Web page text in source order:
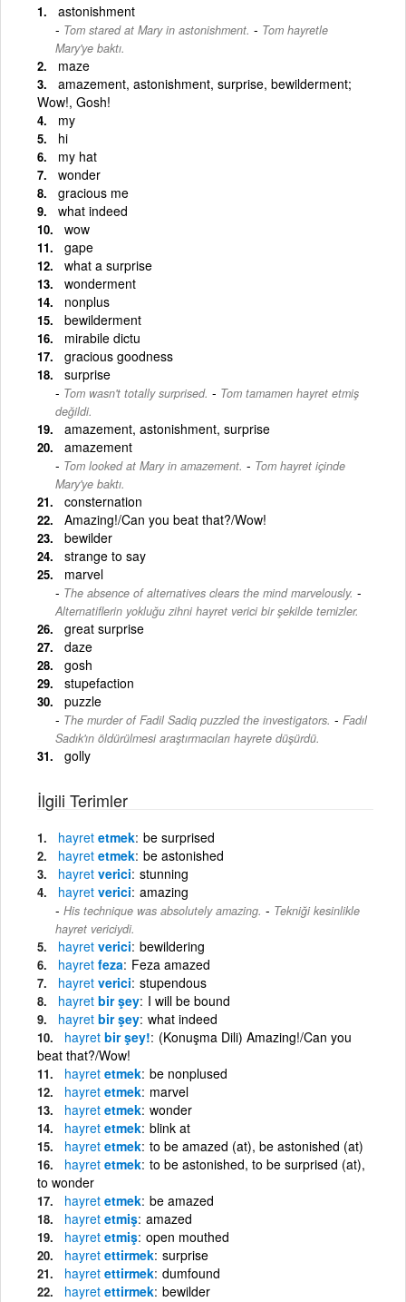
astonishment
Tom stared at Mary in astonishment. - Tom hayretle
Mary'ye baktı.
maze
amazement, astonishment, surprise, bewilderment;
Wow!, Gosh!
my
hi
my hat
wonder
gracious me
what indeed
wow
gape
what a surprise
wonderment
nonplus
bewilderment
mirabile dictu
gracious goodness
surprise
Tom wasn't totally surprised. - Tom tamamen hayret etmiş
değildi.
amazement, astonishment, surprise
amazement
Tom looked at Mary in amazement. - Tom hayret içinde
Mary'ye baktı.
consternation
Amazing!/Can you beat that?/Wow!
bewilder
strange to say
marvel
The absence of alternatives clears the mind marvelously. -
Alternatiflerin yokluğu zihni hayret verici bir şekilde temizler.
great surprise
daze
gosh
stupefaction
puzzle
The murder of Fadil Sadiq puzzled the investigators. - Fadıl
Sadık'ın öldürülmesi araştırmacıları hayrete düşürdü.
golly
İlgili Terimler
hayret etmek be surprised
hayret etmek be astonished
hayret verici stunning
hayret verici amazing
His technique was absolutely amazing. - Tekniği kesinlikle
hayret vericiydi.
hayret verici bewildering
hayret feza Feza amazed
hayret verici stupendous
hayret bir şey I will be bound
hayret bir şey what indeed
hayret bir şey! (Konuşma Dili) Amazing!/Can you
beat that?/Wow!
hayret etmek be nonplused
hayret etmek marvel
hayret etmek wonder
hayret etmek blink at
hayret etmek to be amazed (at), be astonished (at)
hayret etmek to be astonished, to be surprised (at),
to wonder
hayret etmek be amazed
hayret etmiş amazed
hayret etmiş open mouthed
hayret ettirmek surprise
hayret ettirmek dumfound
hayret ettirmek bewilder